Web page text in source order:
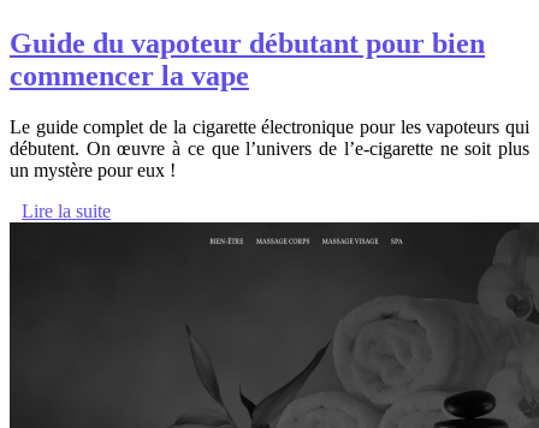
Guide du vapoteur débutant pour bien
commencer la vape
Le guide complet de la cigarette électronique pour les vapoteurs qui
débutent. On œuvre à ce que l’univers de l’e-cigarette ne soit plus
un mystère pour eux !
Lire la suite